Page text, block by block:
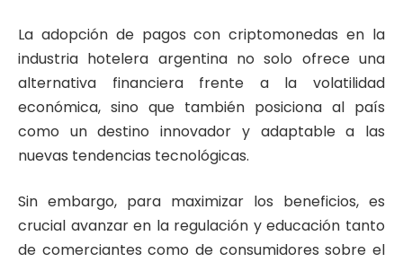
La adopción de pagos con criptomonedas en la
industria hotelera argentina no solo ofrece una
alternativa financiera frente a la volatilidad
económica, sino que también posiciona al país
como un destino innovador y adaptable a las
nuevas tendencias tecnológicas.
Sin embargo, para maximizar los beneficios, es
crucial avanzar en la regulación y educación tanto
de comerciantes como de consumidores sobre el